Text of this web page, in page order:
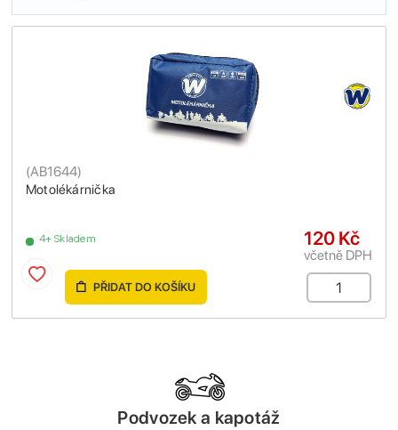
Motolékárnička
(AB1644)
4+ Skladem 120 Kč
včetně DPH
PŘIDAT DO KOŠÍKU
Podvozek a kapotáž